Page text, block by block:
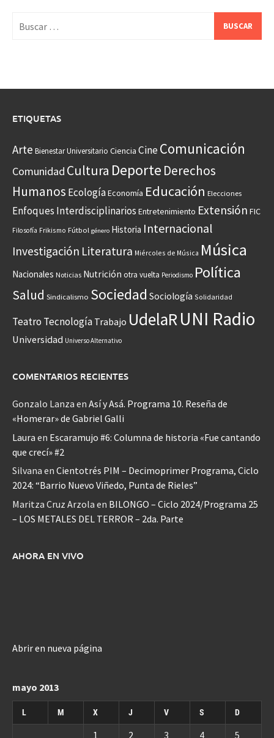
ETIQUETAS
Arte Bienestar Universitario Ciencia CineComunicación
Comunidad Cultura Deporte Derechos
Humanos EcologíaEconomía Educación Elecciones
Enfoques Interdisciplinarios Entretenimiento Extensión FIC
Filosofía Frikismo Fútbol género Historia Internacional
Investigación Literatura Miércoles de Música Música
Nacionales Noticias Nutrición otra vuelta Periodismo Política
Salud Sindicalismo Sociedad Sociología Solidaridad
Teatro Tecnología Trabajo UdelaRUNI Radio
Universidad Universo Alternativo
COMENTARIOS RECIENTES
Gonzalo Lanza en Así y Asá. Programa 10. Reseña de
«Homerar» de Gabriel Galli
Laura en Escaramujo #6: Columna de historia «Fue cantando
que crecí» #2
Silvana en Cientotrés PIM – Decimoprimer Programa, Ciclo
2024: “Barrio Nuevo Viñedo, Punta de Rieles”
Maritza Cruz Arzola en BILONGO – Ciclo 2024/Programa 25
– LOS METALES DEL TERROR – 2da. Parte
AHORA EN VIVO
Abrir en nueva página
mayo 2013
L M X J V S D
1 2 3 4 5